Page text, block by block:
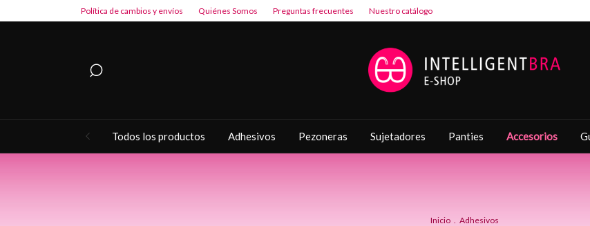
Política de cambios y envíos Quiénes Somos Preguntas frecuentes Nuestro catálogo
Todos los productos Adhesivos Pezoneras Sujetadores Panties Accesorios
Inicio Adhesivos